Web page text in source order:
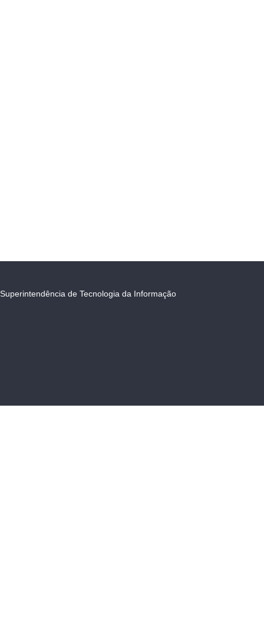
Superintendência de Tecnologia da Informação